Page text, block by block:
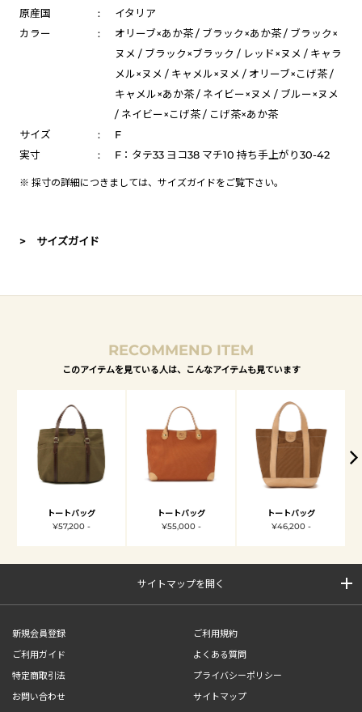
原産国
:
イタリア
カラー
:
オリーブ×あか茶 / ブラック×あか茶 / ブラック×
ヌメ / ブラック×ブラック / レッド×ヌメ / キャラ
メル×ヌメ / キャメル×ヌメ / オリーブ×こげ茶 /
キャメル×あか茶 / ネイビー×ヌメ / ブルー×ヌメ
/ ネイビー×こげ茶 / こげ茶×あか茶
サイズ
:
F
実寸
: F：タテ33 ヨコ38 マチ10 持ち手上がり30-42
※ 採寸の詳細につきましては、 サイズガイドをご覧下さい。
> サイズガイド
RECOMMEND ITEM
このアイテムを見ている人は、こんなアイテムも見ています
トートバッグ
¥57,200 -
トートバッグ
¥55,000 -
トートバッグ
¥46,200 -
サイトマップを開く
新規会員登録
ご利用規約
ご利用ガイド
よくある質問
特定商取引法
プライバシーポリシー
お問い合わせ
サイトマップ